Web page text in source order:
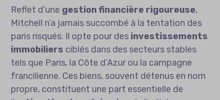
Reflet d’une gestion financière rigoureuse,
Mitchell n’a jamais succombé à la tentation des
paris risqués. Il opte pour des investissements
immobiliers ciblés dans des secteurs stables
tels que Paris, la Côte d’Azur ou la campagne
francilienne. Ces biens, souvent détenus en nom
propre, constituent une part essentielle de